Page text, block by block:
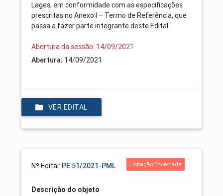
Lages, em conformidade com as especificações
prescritas no Anexo I – Termo de Referência, que
passa a fazer parte integrante deste Edital.
Abertura da sessão: 14/09/2021
Abertura: 14/09/2021
VER EDITAL
Nº Edital: PE 51/2021-PML Licitação Encerrada
Descrição do objeto